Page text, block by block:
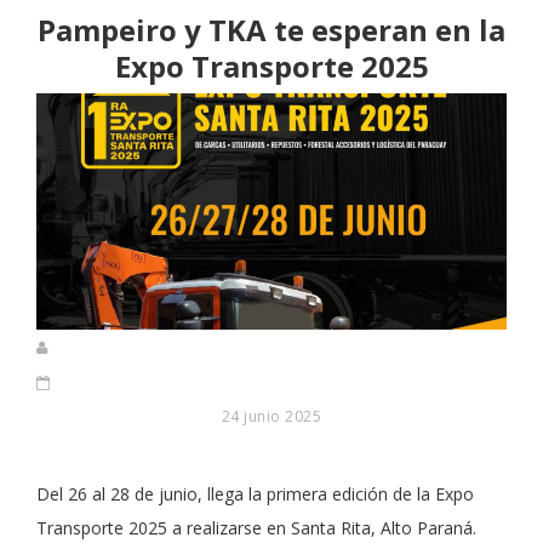
Pampeiro y TKA te esperan en la
Expo Transporte 2025
24 junio 2025
Del 26 al 28 de junio, llega la primera edición de la Expo
Transporte 2025 a realizarse en Santa Rita, Alto Paraná.